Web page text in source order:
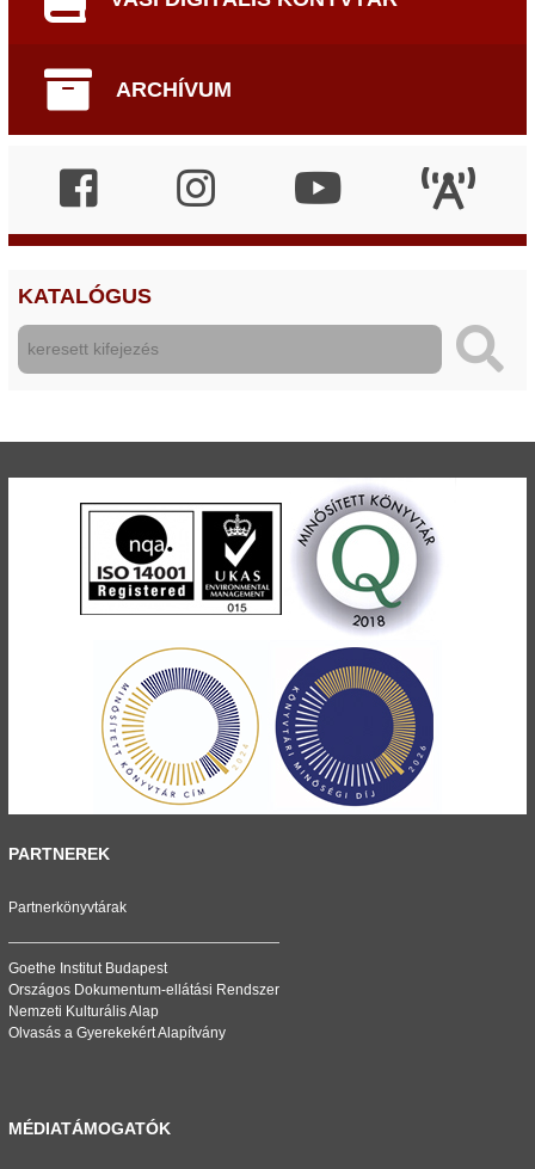
ARCHÍVUM
KATALÓGUS
PARTNEREK
Partnerkönyvtárak
Goethe Institut Budapest
Országos Dokumentum-ellátási Rendszer
Nemzeti Kulturális Alap
Olvasás a Gyerekekért Alapítvány
MÉDIATÁMOGATÓK